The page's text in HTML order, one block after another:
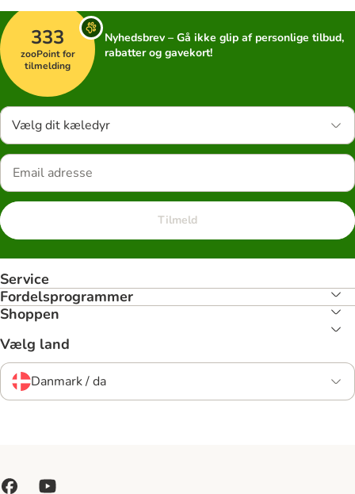
333
zooPoint for
tilmelding
Nyhedsbrev – Gå ikke glip af personlige tilbud,
rabatter og gavekort!
Vælg dit kæledyr
Tilmeld
Service
Fordelsprogrammer
Shoppen
Vælg land
Danmark / da